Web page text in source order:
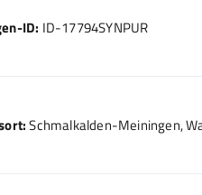
ID: ID-17794SYNPUR
Schmalkalden-Meiningen,